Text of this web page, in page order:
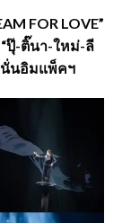
FOR LOVE”
“ปุ๊-ติ๊นา-ใหม่-ลี
นั่นอิมแพ็คฯ